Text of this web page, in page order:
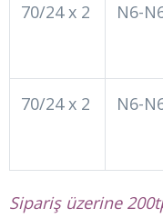
70/24 x 2 N6-
70/24 x 2 N6-
Sipariş üzerine